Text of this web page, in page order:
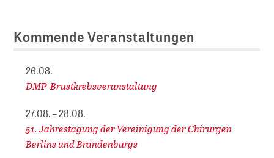
Kommende Veranstaltungen
26.08.
DMP-Brustkrebsveranstaltung
27.08. – 28.08.
51. Jahrestagung der Vereinigung der Chirurgen
Berlins und Brandenburgs